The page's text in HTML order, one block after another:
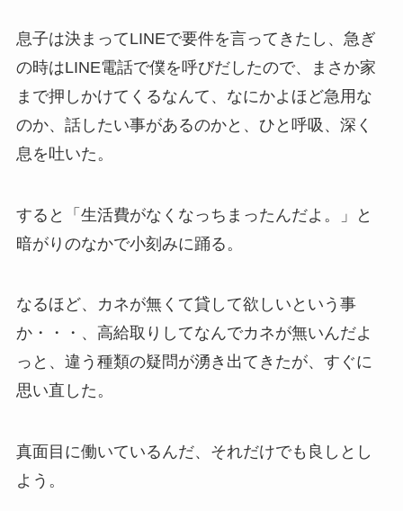
息子は決まってLINEで要件を言ってきたし、急ぎ
の時はLINE電話で僕を呼びだしたので、まさか家
まで押しかけてくるなんて、なにかよほど急用な
のか、話したい事があるのかと、ひと呼吸、深く
息を吐いた。
すると「生活費がなくなっちまったんだよ。」と
暗がりのなかで小刻みに踊る。
なるほど、カネが無くて貸して欲しいという事
か・・・、高給取りしてなんでカネが無いんだよ
っと、違う種類の疑問が湧き出てきたが、すぐに
思い直した。
真面目に働いているんだ、それだけでも良しとし
よう。